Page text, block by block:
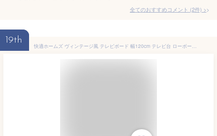
全てのおすすめコメント (2件) >
19th
快適ホームズ ヴィンテージ風 テレビボード 幅120cm テレビ台 ローボード テレビラック リビングボード TV台 TVボード おしゃれ 32型 40型 50型 木製 ブラウン SI-018 BR